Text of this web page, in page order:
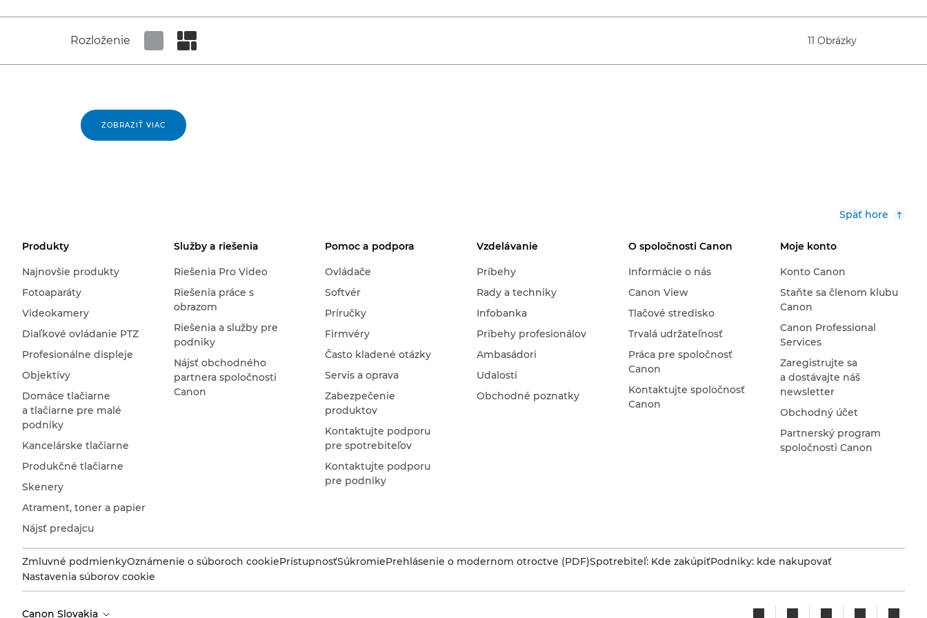
Rozloženie 11 Obrázky
ZOBRAZIŤ VIAC
Späť hore
Produkty
Najnovšie produkty
Fotoaparáty
Videokamery
Diaľkové ovládanie PTZ
Profesionálne displeje
Objektívy
Domáce tlačiarne
a tlačiarne pre malé
podniky
Kancelárske tlačiarne
Produkčné tlačiarne
Skenery
Atrament, toner a papier
Nájsť predajcu
Služby a riešenia
Riešenia Pro Video
Riešenia práce s
obrazom
Riešenia a služby pre
podniky
Nájsť obchodného
partnera spoločnosti
Canon
Pomoc a podpora
Ovládače
Softvér
Príručky
Firmvéry
Často kladené otázky
Servis a oprava
Zabezpečenie
produktov
Kontaktujte podporu
pre spotrebiteľov
Kontaktujte podporu
pre podniky
Vzdelávanie
Príbehy
Rady a techniky
Infobanka
Príbehy profesionálov
Ambasádori
Udalosti
Obchodné poznatky
O spoločnosti Canon
Informácie o nás
Canon View
Tlačové stredisko
Trvalá udržateľnosť
Práca pre spoločnosť
Canon
Kontaktujte spoločnosť
Canon
Moje konto
Konto Canon
Staňte sa členom klubu
Canon
Canon Professional
Services
Zaregistrujte sa
a dostávajte náš
newsletter
Obchodný účet
Partnerský program
spoločnosti Canon
Zmluvné podmienkyOznámenie o súboroch cookiePrístupnosťSúkromiePrehlásenie o modernom otroctve (PDF)Spotrebiteľ: Kde zakúpiťPodniky: kde nakupovať
Nastavenia súborov cookie
Canon Slovakia